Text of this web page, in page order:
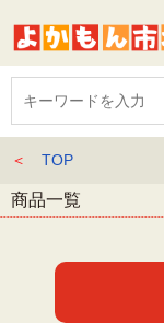
＜ TOP
商品一覧